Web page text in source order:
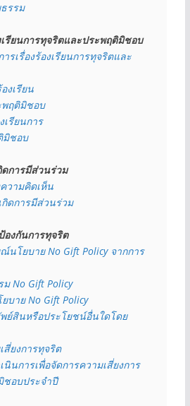
รรม
เรียนการทุจริตและประพฤติมิชอบ
รเรื่องร้องเรียนการทุจริตและ
งเรียน
พฤติมิชอบ
เรียนการ
มิชอบ
ดการมีส่วนร่วม
วามคิดเห็น
กิดการมีส่วนร่วม
องกันการทุจริต
นโยบาย No Gift Policy จากการ
No Gift Policy
บาย No Gift Policy
ย์สินหรือประโยชน์อื่นใดโดย
สี่ยงการทุจริต
นินการเพื่อจัดการความเสี่ยงการ
ชอบประจำปี